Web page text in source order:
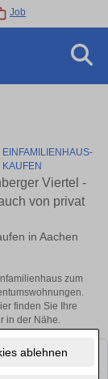
ablehnen
Job
EINFAMILIENHAUS-
KAUFEN
Viertel -
von privat
in Aachen
zum
finden Sie Ihre
in der Nähe.